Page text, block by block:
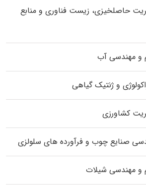
حاصلخیزی، زیست فناوری و منابع
و مهندسی آب
و ژنتیک گیاهی
کشاورزی
صنایع چوب و فرآورده‌ های سلولزی
و مهندسی شیلات